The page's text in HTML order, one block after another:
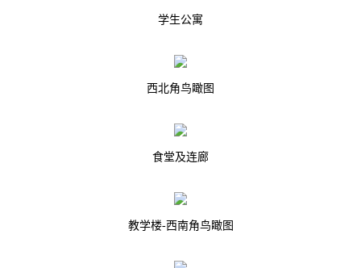
学生公寓
西北角鸟瞰图
食堂及连廊
教学楼-西南角鸟瞰图